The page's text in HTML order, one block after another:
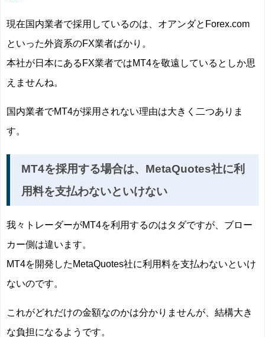
現在国内業者で採用しているのは、オアンダとForex.com
といった外資系のFX業者ばかり。
本社が日本にあるFX業者ではMT4を敬遠しているとしか思
えませんね。
国内業者でMT4が採用されない理由は大きく二つありま
す。
MT4を採用する場合は、MetaQuotes社に利
用料を支払わないといけない
我々トレーダーがMT4を利用するのはタダですが、ブロー
カー側は違います。
MT4を開発したMetaQuotes社に利用料を支払わないといけ
ないのです。
これがどれだけの金額なのかは分かりませんが、結構大き
な負担になるようです。